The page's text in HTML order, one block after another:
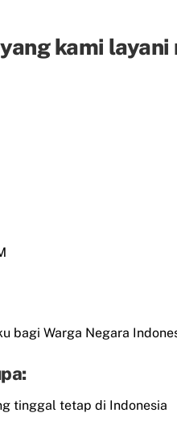
kami
bagi Warga Negara
tinggal tetap di Indonesia